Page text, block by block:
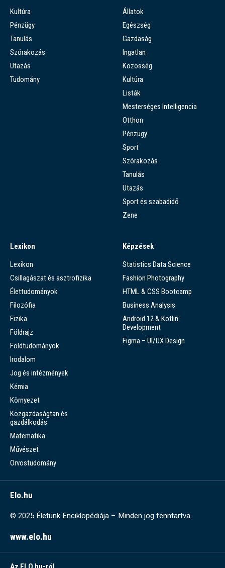
Kultúra
Pénzügy
Tanulás
Szórakozás
Utazás
Tudomány
Állatok
Egészség
Gazdaság
Ingatlan
Közösség
Kultúra
Listák
Mesterséges Intelligencia
Otthon
Pénzügy
Sport
Szórakozás
Tanulás
Utazás
Sport és szabadidő
Zene
Lexikon
Lexikon
Csillagászat és asztrofizika
Élettudományok
Filozófia
Fizika
Földrajz
Földtudományok
Irodalom
Jog és intézmények
Kémia
Környezet
Közgazdaságtan és
gazdálkodás
Matematika
Művészet
Orvostudomány
Képzések
Statistics Data Science
Fashion Photography
HTML & CSS Bootcamp
Business Analysis
Android 12 & Kotlin
Development
Figma – UI/UX Design
Elo.hu
© 2025 Életünk Enciklopédiája – Minden jog fenntartva.
www.elo.hu